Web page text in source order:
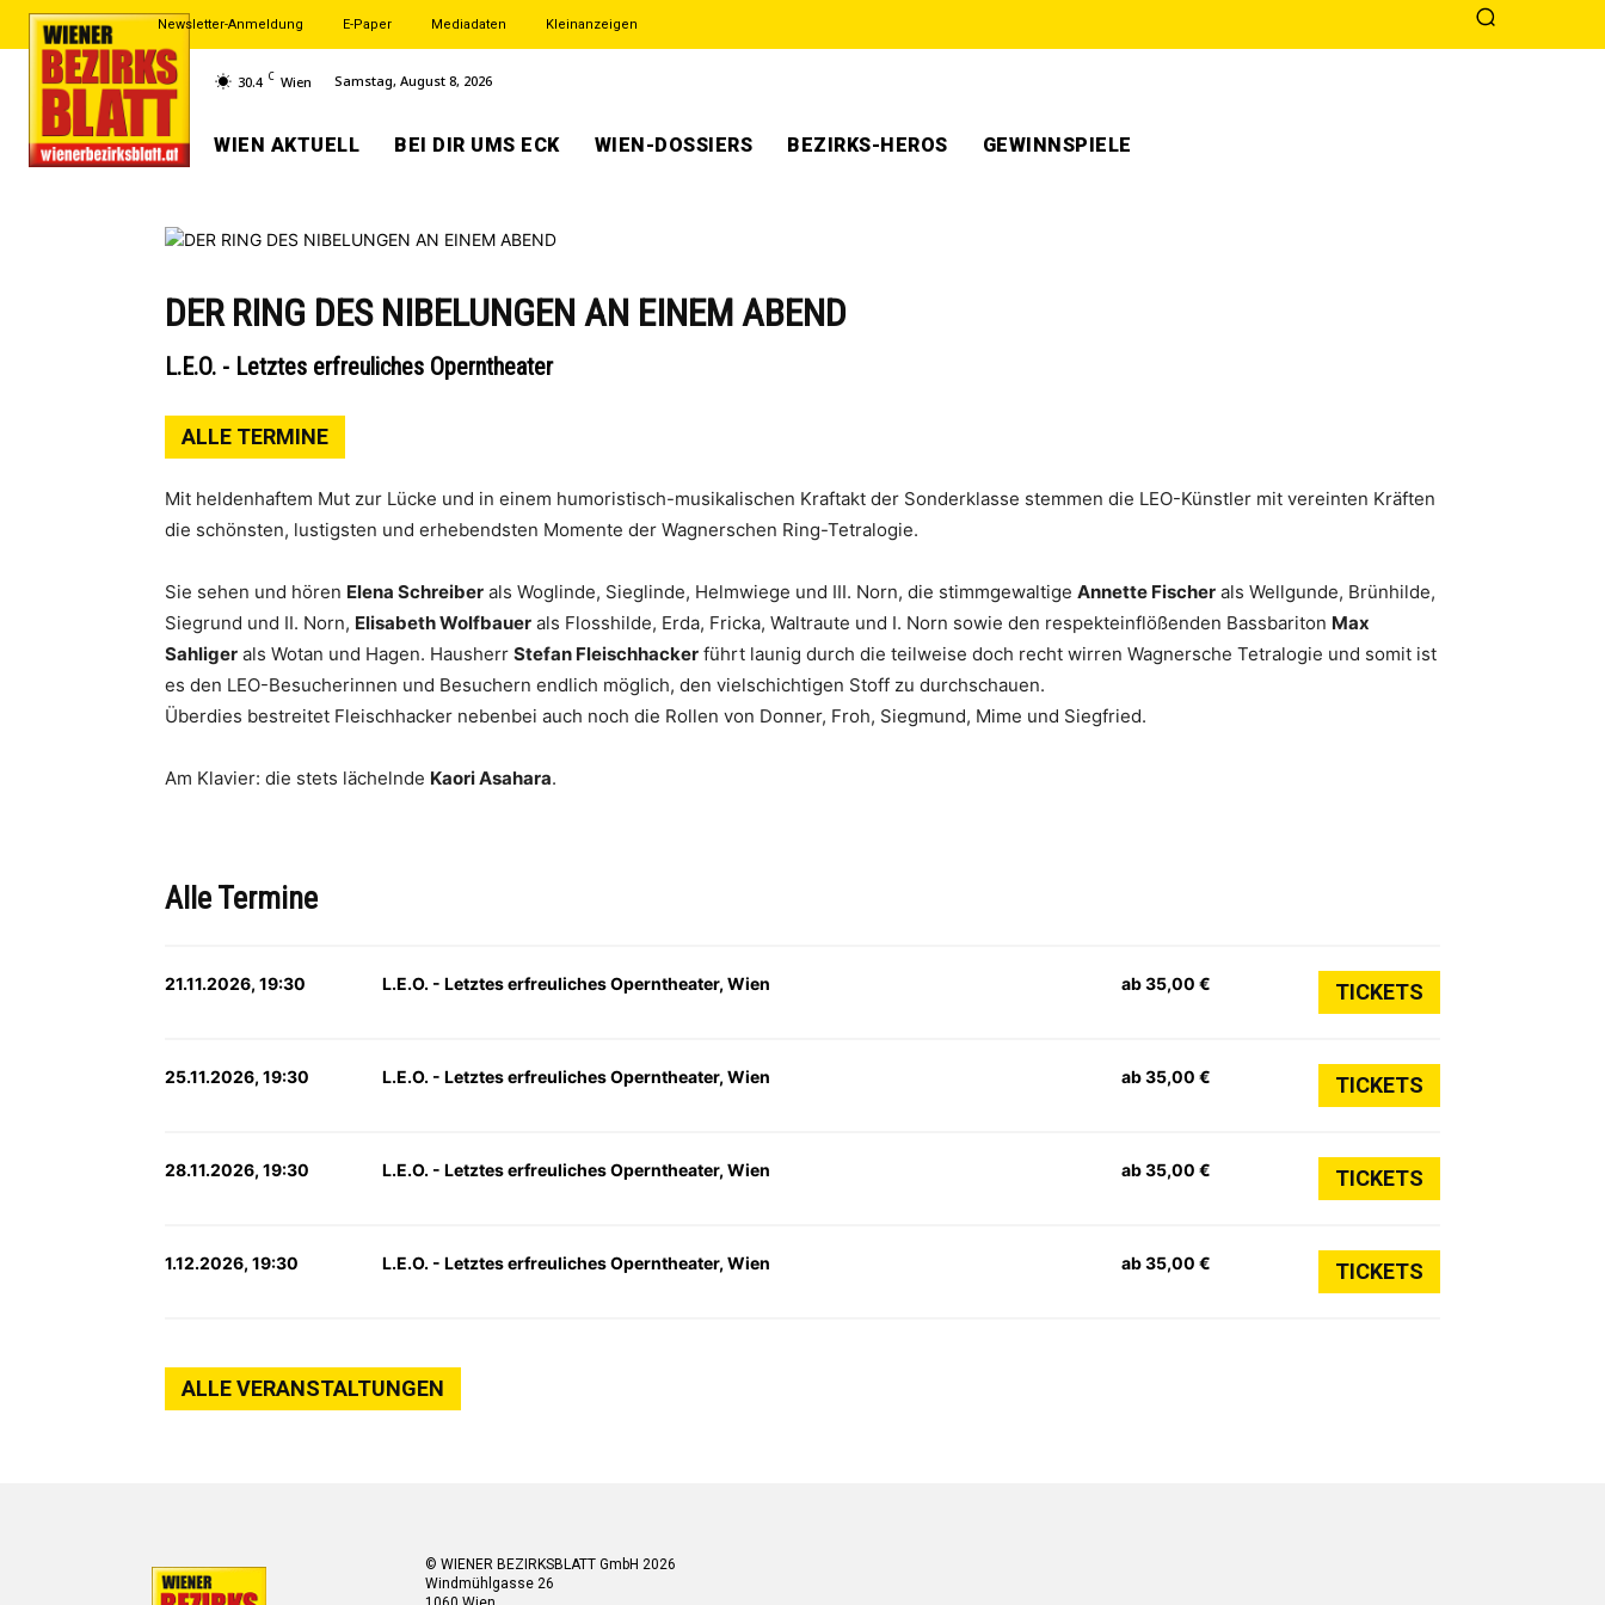
Newsletter-Anmeldung E-Paper Mediadaten Kleinanzeigen
30.4 C Wien Samstag, August 8, 2026
WIEN AKTUELL BEI DIR UMS ECK WIEN-DOSSIERS BEZIRKS-HEROS GEWINNSPIELE
DER RING DES NIBELUNGEN AN EINEM ABEND
L.E.O. - Letztes erfreuliches Operntheater
ALLE TERMINE
Mit heldenhaftem Mut zur Lücke und in einem humoristisch-musikalischen Kraftakt der Sonderklasse stemmen die LEO-Künstler mit vereinten Kräften
die schönsten, lustigsten und erhebendsten Momente der Wagnerschen Ring-Tetralogie.
Sie sehen und hören Elena Schreiber als Woglinde, Sieglinde, Helmwiege und III. Norn, die stimmgewaltige Annette Fischer als Wellgunde, Brünhilde,
Siegrund und II. Norn, Elisabeth Wolfbauer als Flosshilde, Erda, Fricka, Waltraute und I. Norn sowie den respekteinflößenden Bassbariton Max
Sahliger als Wotan und Hagen. Hausherr Stefan Fleischhacker führt launig durch die teilweise doch recht wirren Wagnersche Tetralogie und somit ist
es den LEO-Besucherinnen und Besuchern endlich möglich, den vielschichtigen Stoff zu durchschauen.
Überdies bestreitet Fleischhacker nebenbei auch noch die Rollen von Donner, Froh, Siegmund, Mime und Siegfried.
Am Klavier: die stets lächelnde Kaori Asahara.
Alle Termine
21.11.2026, 19:30 L.E.O. - Letztes erfreuliches Operntheater, Wien ab 35,00 € TICKETS
25.11.2026, 19:30 L.E.O. - Letztes erfreuliches Operntheater, Wien ab 35,00 € TICKETS
28.11.2026, 19:30 L.E.O. - Letztes erfreuliches Operntheater, Wien ab 35,00 € TICKETS
1.12.2026, 19:30 L.E.O. - Letztes erfreuliches Operntheater, Wien ab 35,00 € TICKETS
ALLE VERANSTALTUNGEN
© WIENER BEZIRKSBLATT GmbH 2026
Windmühlgasse 26